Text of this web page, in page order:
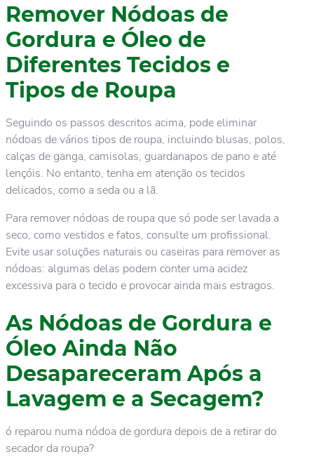
Remover Nódoas de
Gordura e Óleo de
Diferentes Tecidos e
Tipos de Roupa
Seguindo os passos descritos acima, pode eliminar
nódoas de vários tipos de roupa, incluindo blusas, polos,
calças de ganga, camisolas, guardanapos de pano e até
lençóis. No entanto, tenha em atenção os tecidos
delicados, como a seda ou a lã.
Para remover nódoas de roupa que só pode ser lavada a
seco, como vestidos e fatos, consulte um profissional.
Evite usar soluções naturais ou caseiras para remover as
nódoas: algumas delas podem conter uma acidez
excessiva para o tecido e provocar ainda mais estragos.
As Nódoas de Gordura e
Óleo Ainda Não
Desapareceram Após a
Lavagem e a Secagem?
ó reparou numa nódoa de gordura depois de a retirar do
secador da roupa?